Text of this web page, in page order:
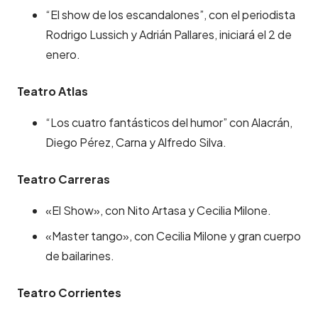
“El show de los escandalones”, con el periodista
Rodrigo Lussich y Adrián Pallares, iniciará el 2 de
enero.
Teatro Atlas
“Los cuatro fantásticos del humor” con Alacrán,
Diego Pérez, Carna y Alfredo Silva.
Teatro Carreras
«El Show», con Nito Artasa y Cecilia Milone.
«Master tango», con Cecilia Milone y gran cuerpo
de bailarines.
Teatro Corrientes